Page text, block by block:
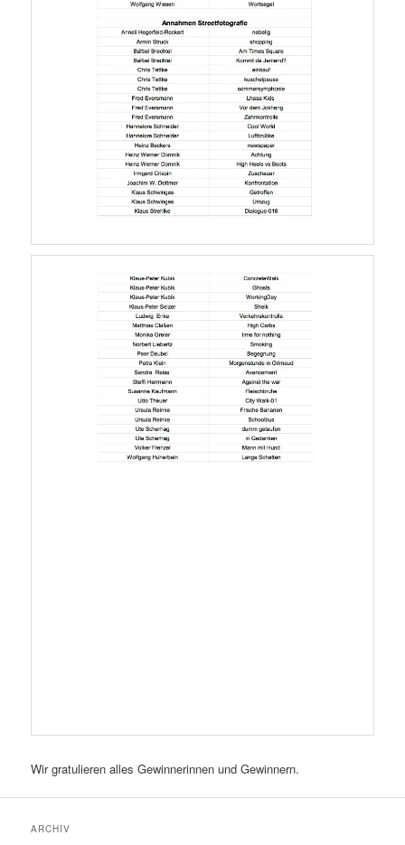
Wir gratulieren alles Gewinnerinnen und Gewinnern.
ARCHIV